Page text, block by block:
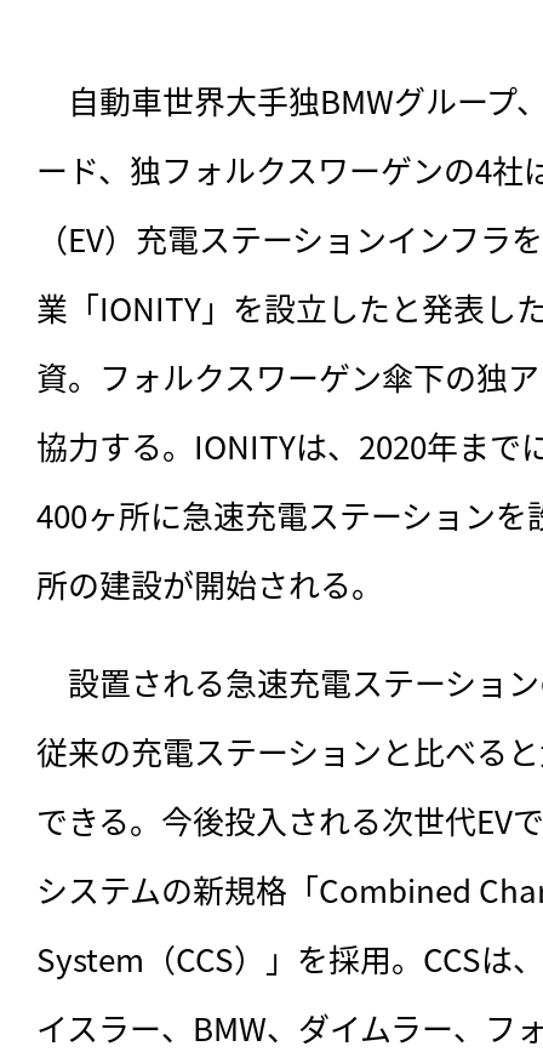
自動車世界大手独BMWグループ
ード、独フォルクスワーゲンの4社
（EV）充電ステーションインフラ
業「IONITY」を設立したと発表し
資。フォルクスワーゲン傘下の独
協力する。IONITYは、2020年まで
400ヶ所に急速充電ステーションを
所の建設が開始される。
設置される急速充電ステーショ
従来の充電ステーションと比べる
できる。今後投入される次世代EV
システムの新規格「Combined
System（CCS）」を採用。CCSは
イスラー、BMW、ダイムラー、フ